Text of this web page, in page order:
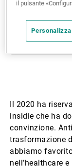
Il 2020 ha
insidie che ha
convinzione.
trasformazione
abbiamo
nell’healthcare
il pulsante